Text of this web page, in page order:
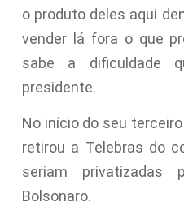
o produto deles aqui
vender lá fora o que
sabe a dificuldade
presidente.
No início do seu
retirou a Telebras do
seriam privatizadas
Bolsonaro.